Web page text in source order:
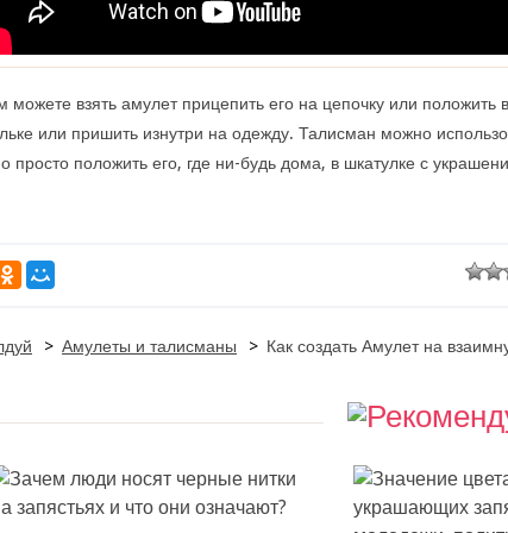
можете взять амулет прицепить его на цепочку или положить
или пришить изнутри на одежду. Талисман можно
просто положить его, где ни-будь дома, в шкатулке с
> Амулеты и талисманы > Как создать Амулет на